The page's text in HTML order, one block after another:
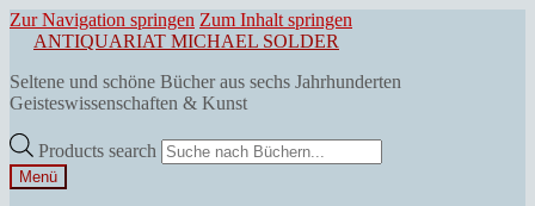
Zur Navigation springen Zum Inhalt springen
ANTIQUARIAT MICHAEL SOLDER
Seltene und schöne Bücher aus sechs Jahrhunderten
Geisteswissenschaften & Kunst
Products search
Menü